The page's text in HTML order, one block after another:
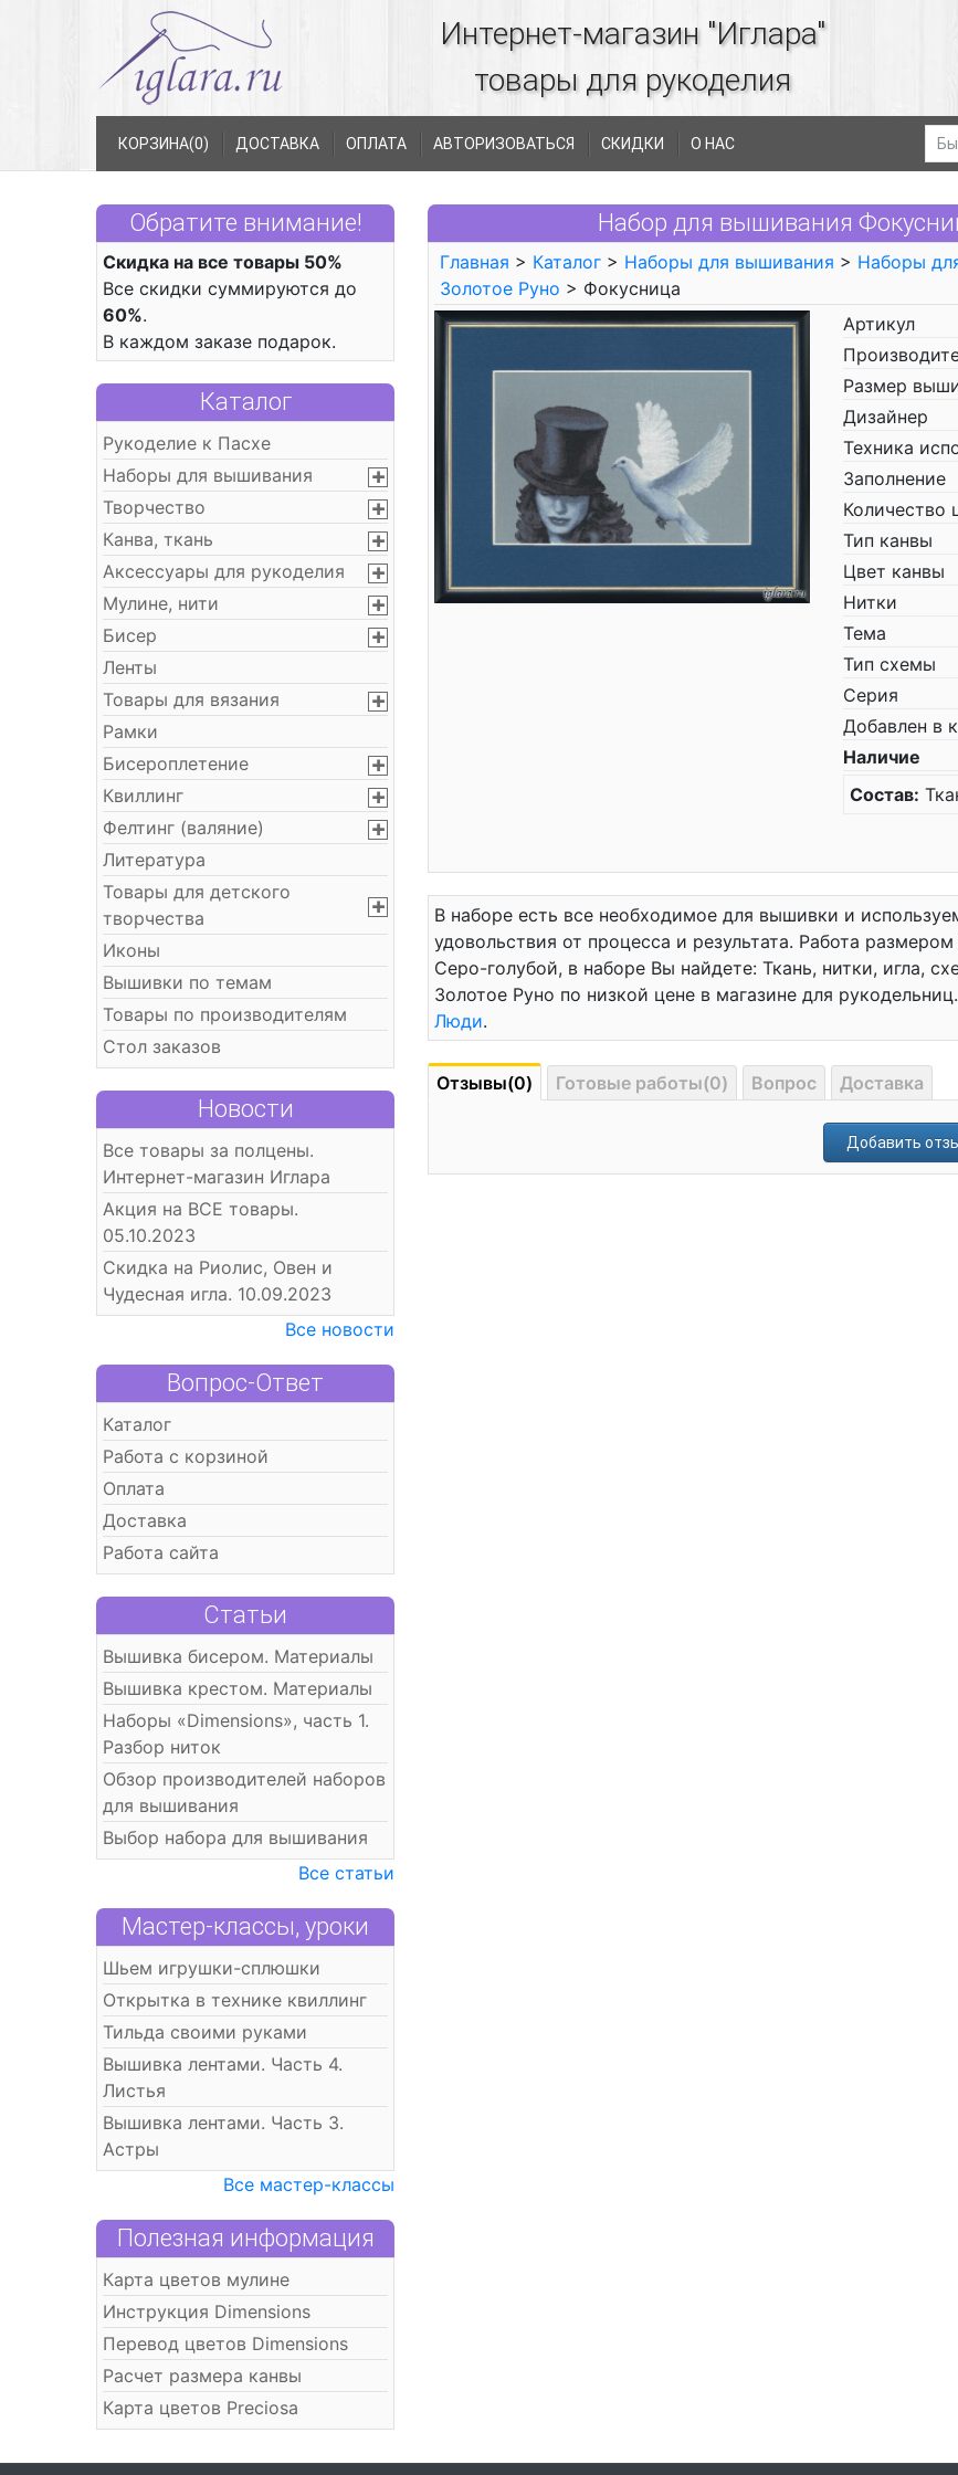
Интернет-магазин "Иглара"
товары для рукоделия
КОРЗИНА(0) ДОСТАВКА ОПЛАТА АВТОРИЗОВАТЬСЯ СКИДКИ О НАС
Обратите внимание!
Скидка на все товары 50%
Все скидки суммируются до
60%.
В каждом заказе подарок.
Каталог
Рукоделие к Пасхе
Наборы для вышивания
Творчество
Канва, ткань
Аксессуары для рукоделия
Мулине, нити
Бисер
Ленты
Товары для вязания
Рамки
Бисероплетение
Квиллинг
Фелтинг (валяние)
Литература
Товары для детского
творчества
Иконы
Вышивки по темам
Товары по производителям
Стол заказов
Новости
Все товары за полцены.
Интернет-магазин Иглара
Акция на ВСЕ товары.
05.10.2023
Скидка на Риолис, Овен и
Чудесная игла. 10.09.2023
Все новости
Вопрос-Ответ
Каталог
Работа с корзиной
Оплата
Доставка
Работа сайта
Статьи
Вышивка бисером. Материалы
Вышивка крестом. Материалы
Наборы «Dimensions», часть 1.
Разбор ниток
Обзор производителей наборов
для вышивания
Выбор набора для вышивания
Все статьи
Мастер-классы, уроки
Шьем игрушки-сплюшки
Открытка в технике квиллинг
Тильда своими руками
Вышивка лентами. Часть 4.
Листья
Вышивка лентами. Часть 3.
Астры
Все мастер-классы
Полезная информация
Карта цветов мулине
Инструкция Dimensions
Перевод цветов Dimensions
Расчет размера канвы
Карта цветов Preciosa
Набор для вышивания
Главная > Каталог > Наборы для вышивания > Наборы
Золотое Руно > Фокусница
Артикул
Размер
Дизайнер
Техника
Заполнение
Количество
Тип канвы
Цвет канвы
Нитки
Тема
Тип схемы
Серия
Добавлен в
Наличие
Состав:
В наборе есть все необходимое для вышивки и
удовольствия от процесса и результата. Работа
Серо-голубой, в наборе Вы найдете: Ткань, нитки, игла,
Золотое Руно по низкой цене в магазине для
Люди.
Отзывы(0) Готовые работы(0) Вопрос Доставка
Добавить